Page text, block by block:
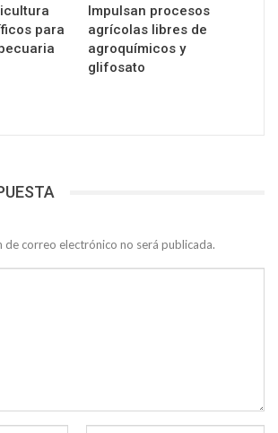
para
Impulsan procesos
agrícolas libres de
agroquímicos y
glifosato
de correo electrónico no será publicada.